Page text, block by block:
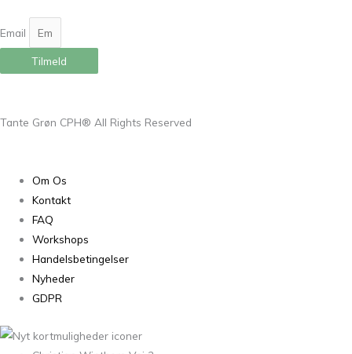
Email
Tilmeld
Tante Grøn CPH® All Rights Reserved
Om Os
Kontakt
FAQ
Workshops
Handelsbetingelser
Nyheder
GDPR